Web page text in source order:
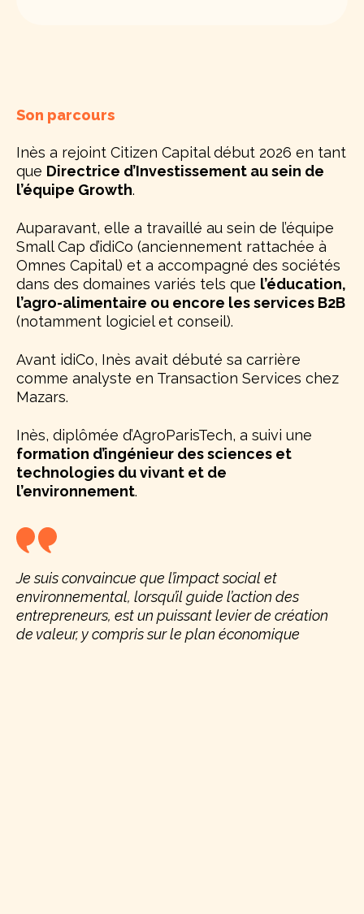
Son parcours
Inès a rejoint Citizen Capital début 2026 en tant
que Directrice d’Investissement au sein de
l’équipe Growth.
Auparavant, elle a travaillé au sein de l’équipe
Small Cap d’idiCo (anciennement rattachée à
Omnes Capital) et a accompagné des sociétés
dans des domaines variés tels que l’éducation,
l’agro-alimentaire ou encore les services B2B
(notamment logiciel et conseil).
Avant idiCo, Inès avait débuté sa carrière
comme analyste en Transaction Services chez
Mazars.
Inès, diplômée d’AgroParisTech, a suivi une
formation d’ingénieur des sciences et
technologies du vivant et de
l’environnement.
Je suis convaincue que l’impact social et
environnemental, lorsqu’il guide l’action des
entrepreneurs, est un puissant levier de création
de valeur, y compris sur le plan économique